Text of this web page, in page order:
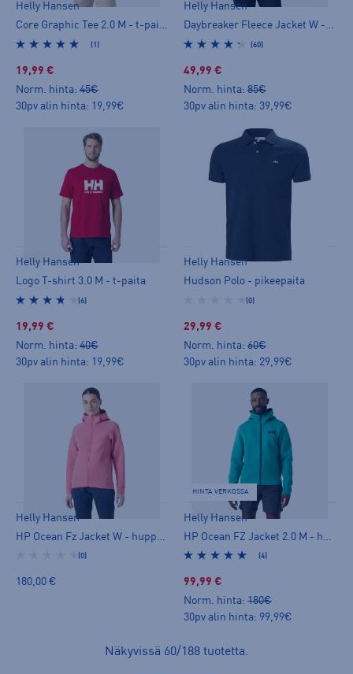
Helly Hansen
Core Graphic Tee 2.0 M - t-paita
(1)
19,99 €
Norm. hinta: 45€
30pv alin hinta: 19,99€
Helly Hansen
Daybreaker Fleece Jacket W - fleecetakki
(60)
49,99 €
Norm. hinta: 85€
30pv alin hinta: 39,99€
Helly Hansen
Logo T-shirt 3.0 M - t-paita
(6)
19,99 €
Norm. hinta: 40€
30pv alin hinta: 19,99€
Helly Hansen
Hudson Polo - pikeepaita
(0)
29,99 €
Norm. hinta: 60€
30pv alin hinta: 29,99€
Helly Hansen
(0)
180,00 €
HINTA VERKOSSA
Helly Hansen
(4)
99,99 €
Norm. hinta: 180€
30pv alin hinta: 99,99€
Näkyvissä 60/188 tuotetta.